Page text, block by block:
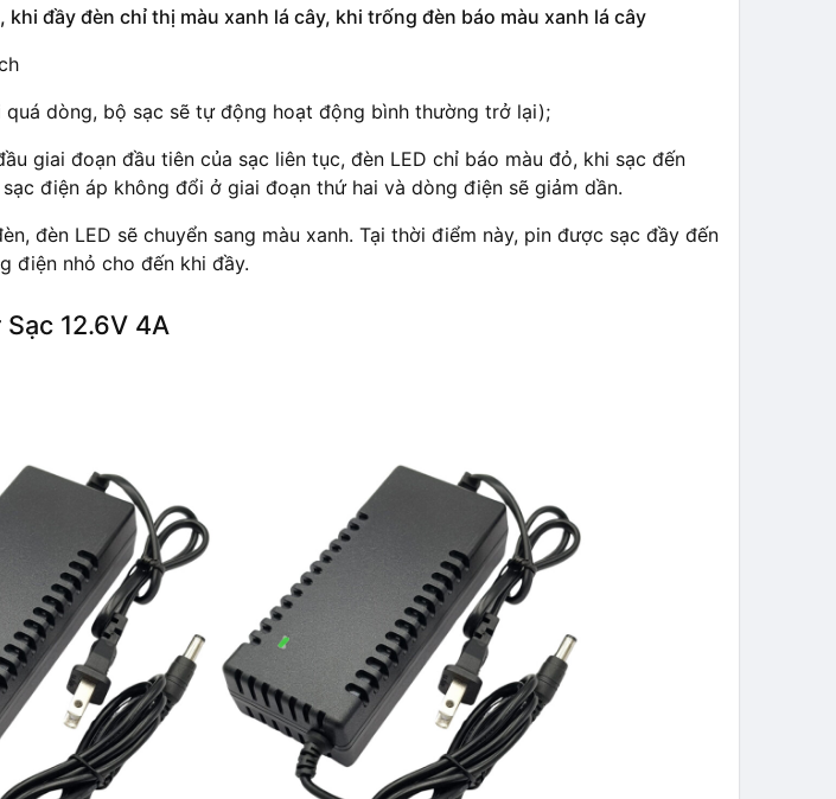
, khi đầy đèn chỉ thị màu xanh lá cây, khi trống đèn báo màu xanh lá cây
dòng, bộ sạc sẽ tự động hoạt động bình thường trở lại);
giai đoạn đầu tiên của sạc liên tục, đèn LED chỉ báo màu đỏ, khi sạc đến
điện áp không đổi ở giai đoạn thứ hai và dòng điện sẽ giảm dần.
đèn LED sẽ chuyển sang màu xanh. Tại thời điểm này, pin được sạc đầy đến
điện nhỏ cho đến khi đầy.
12.6V 4A